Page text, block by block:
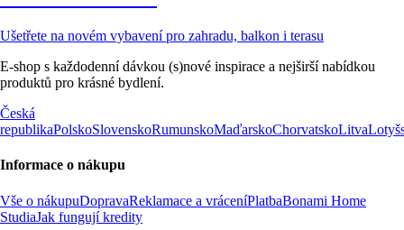
Ušetřete na novém vybavení pro zahradu, balkon i terasu
E-shop s každodenní dávkou (s)nové inspirace a nejširší nabídkou
produktů pro krásné bydlení.
Česká
republikaPolskoSlovenskoRumunskoMaďarskoChorvatskoLitva
Informace o nákupu
Vše o nákupuDopravaReklamace a vráceníPlatbaBonami Home
StudiaJak fungují kredity